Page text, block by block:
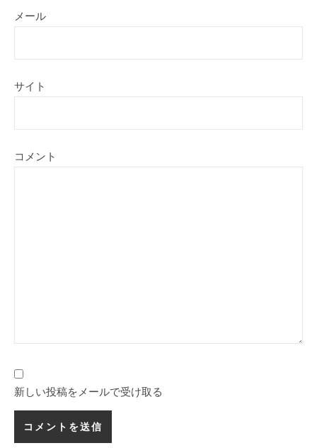
メール
サイト
コメント
新しい投稿をメールで受け取る